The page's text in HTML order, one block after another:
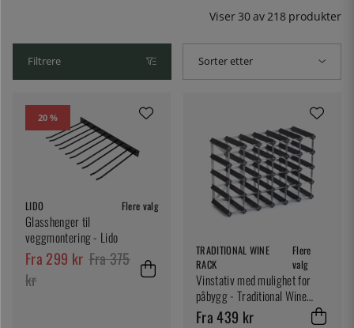
Viser 30av218 produkter
Filtrere Sorter etter
20 %
LIDO Flere valg
Glasshenger til
veggmontering - Lido
Fra 299 kr Fra 375
kr
TRADITIONAL WINE
RACK
Flere
valg
Vinstativ med mulighet for
påbygg - Traditional Wine
Racks Co.
Fra 439 kr